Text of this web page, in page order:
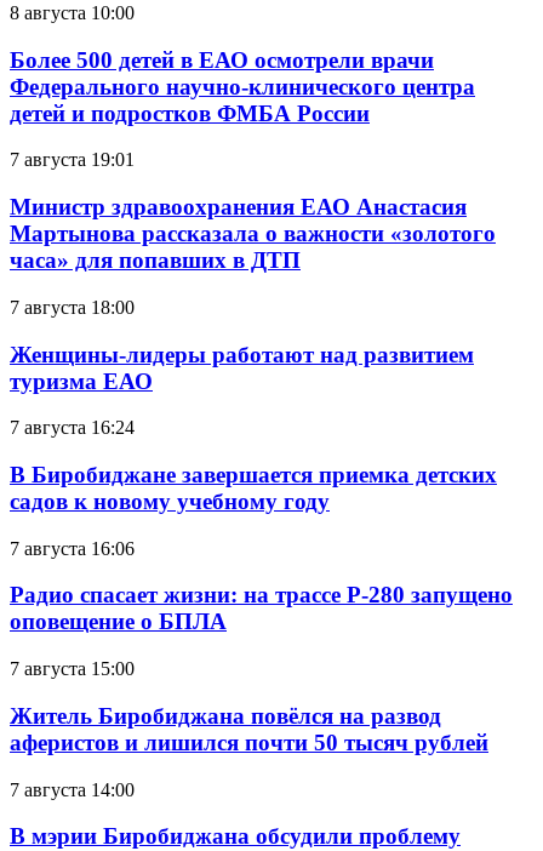
8 августа 10:00
Более 500 детей в ЕАО осмотрели врачи
Федерального научно-клинического центра
детей и подростков ФМБА России
7 августа 19:01
Министр здравоохранения ЕАО Анастасия
Мартынова рассказала о важности «золотого
часа» для попавших в ДТП
7 августа 18:00
Женщины-лидеры работают над развитием
туризма ЕАО
7 августа 16:24
В Биробиджане завершается приемка детских
садов к новому учебному году
7 августа 16:06
Радио спасает жизни: на трассе Р-280 запущено
оповещение о БПЛА
7 августа 15:00
Житель Биробиджана повёлся на развод
аферистов и лишился почти 50 тысяч рублей
7 августа 14:00
В мэрии Биробиджана обсудили проблему